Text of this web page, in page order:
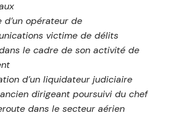
d’un opérateur de
victime de délits
le cadre de son activité de
d’un liquidateur judiciaire
dirigeant poursuivi du chef
dans le secteur aérien